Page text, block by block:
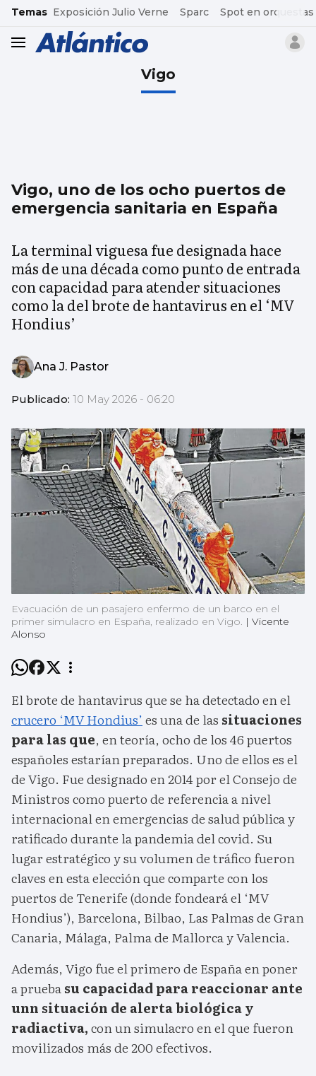
common.go-to-content
Temas Exposición Julio Verne Sparc Spot en orquestas
header.menu.open
Vigo
Vigo, uno de los ocho puertos de
emergencia sanitaria en España
La terminal viguesa fue designada hace
más de una década como punto de entrada
con capacidad para atender situaciones
como la del brote de hantavirus en el ‘MV
Hondius’
Ana J. Pastor
Publicado: 10 May 2026 - 06:20
Evacuación de un pasajero enfermo de un barco en el
primer simulacro en España, realizado en Vigo. | Vicente
Alonso
El brote de hantavirus que se ha detectado en el
crucero ‘MV Hondius’ es una de las situaciones
para las que, en teoría, ocho de los 46 puertos
españoles estarían preparados. Uno de ellos es el
de Vigo. Fue designado en 2014 por el Consejo de
Ministros como puerto de referencia a nivel
internacional en emergencias de salud pública y
ratificado durante la pandemia del covid. Su
lugar estratégico y su volumen de tráfico fueron
claves en esta elección que comparte con los
puertos de Tenerife (donde fondeará el ‘MV
Hondius’), Barcelona, Bilbao, Las Palmas de Gran
Canaria, Málaga, Palma de Mallorca y Valencia.
Además, Vigo fue el primero de España en poner
a pruebasu capacidad para reaccionar ante
unn situación de alerta biológica y
radiactiva,con un simulacro en el que fueron
movilizados más de 200 efectivos.